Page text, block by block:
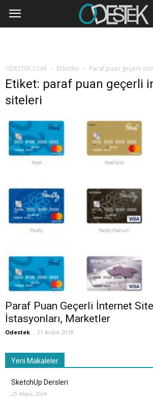
ODESTEK.COM Etiketler Paraf puan geçerli
Etiket: paraf puan geçerli
siteleri
Paraf Puan Geçerli İnternet
İstasyonları, Marketler
Odestek - 21 Aralık 2018
Yeni Makaleler
SketchUp Dersleri
25 Mayıs 2024